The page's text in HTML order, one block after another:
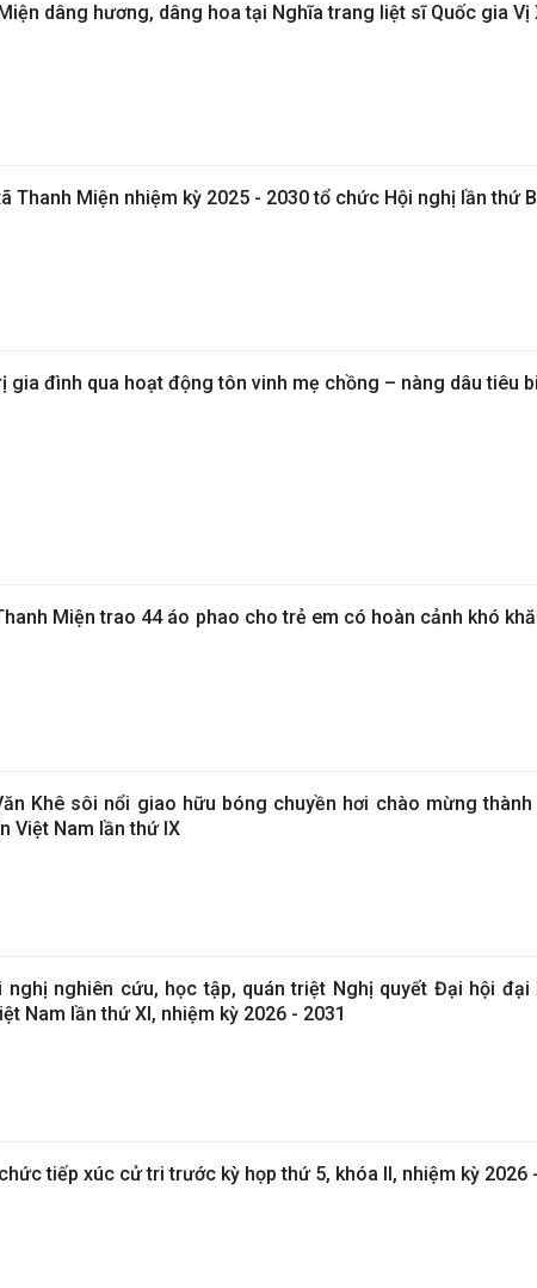
dâng hương, dâng hoa tại Nghĩa trang liệt sĩ Quốc gia Vị
Thanh Miện nhiệm kỳ 2025 - 2030 tổ chức Hội nghị lần thứ
gia đình qua hoạt động tôn vinh mẹ chồng – nàng dâu tiêu
Miện trao 44 áo phao cho trẻ em có hoàn cảnh khó
Khê sôi nổi giao hữu bóng chuyền hơi chào mừng
Việt Nam lần thứ IX
nghị nghiên cứu, học tập, quán triệt Nghị quyết Đại hội đại
Nam lần thứ XI, nhiệm kỳ 2026 - 2031
tiếp xúc cử tri trước kỳ họp thứ 5, khóa II, nhiệm kỳ 2026